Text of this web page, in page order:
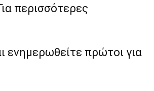
περισσότερες
ενημερωθείτε πρώτοι για